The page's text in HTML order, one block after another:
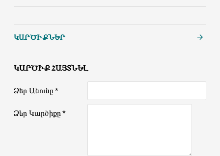
ԿԱՐԾԻՔՆԵՐ
ԿԱՐԾԻՔ ՀԱՅՏՆԵԼ
Ձեր Անունը
Ձեր Կարծիքը